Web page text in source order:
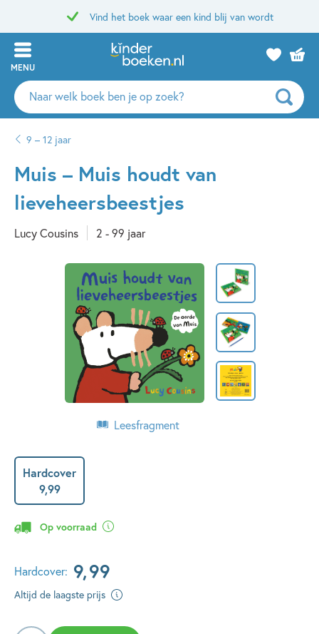
Vind het boek waar een kind blij van wordt
MENU
Zoeken
naar
auteurs
uitgevers
9 – 12 jaar
Muis – Muis houdt van
lieveheersbeestjes
Lucy Cousins 2 - 99 jaar
Leesfragment
Hardcover
9,99
Op voorraad
Hardcover: 9,99
Altijd de laagste prijs